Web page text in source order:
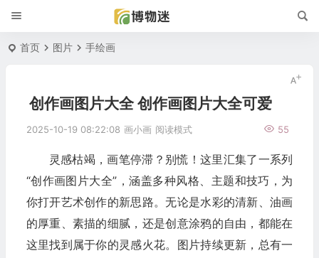
首页 图片 手绘画
创作画图片大全 创作画图片大全可爱
2025-10-19 08:22:08 画小画 55
阅读模式
灵感枯竭，画笔停滞？别慌！这里汇集了一系列
“创作画图片大全”，涵盖多种风格、主题和技巧，为
你打开艺术创作的新思路。无论是水彩的清新、油画
的厚重、素描的细腻，还是创意涂鸦的自由，都能在
这里找到属于你的灵感火花。图片持续更新，总有一